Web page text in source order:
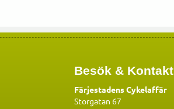
Besök & Kontakt
Färjestadens Cykelaffär
Storgatan 67